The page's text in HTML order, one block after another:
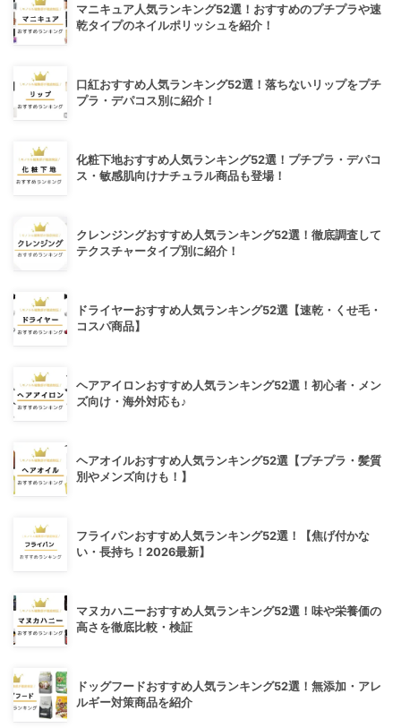
マニキュア人気ランキング52選！おすすめのプチプラや速
乾タイプのネイルポリッシュを紹介！
口紅おすすめ人気ランキング52選！落ちないリップをプチ
プラ・デパコス別に紹介！
化粧下地おすすめ人気ランキング52選！プチプラ・デパコ
ス・敏感肌向けナチュラル商品も登場！
クレンジングおすすめ人気ランキング52選！徹底調査して
テクスチャータイプ別に紹介！
ドライヤーおすすめ人気ランキング52選【速乾・くせ毛・
コスパ商品】
ヘアアイロンおすすめ人気ランキング52選！初心者・メン
ズ向け・海外対応も♪
ヘアオイルおすすめ人気ランキング52選【プチプラ・髪質
別やメンズ向けも！】
フライパンおすすめ人気ランキング52選！【焦げ付かな
い・長持ち！2026最新】
マヌカハニーおすすめ人気ランキング52選！味や栄養価の
高さを徹底比較・検証
ドッグフードおすすめ人気ランキング52選！無添加・アレ
ルギー対策商品を紹介